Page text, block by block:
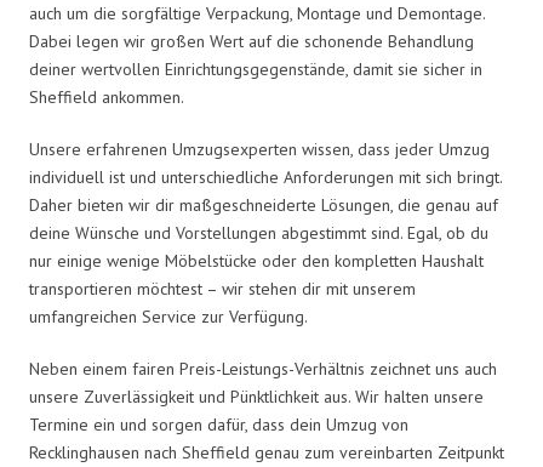
auch um die sorgfältige Verpackung, Montage und Demontage.
Dabei legen wir großen Wert auf die schonende Behandlung
deiner wertvollen Einrichtungsgegenstände, damit sie sicher in
Sheffield ankommen.
Unsere erfahrenen Umzugsexperten wissen, dass jeder Umzug
individuell ist und unterschiedliche Anforderungen mit sich bringt.
Daher bieten wir dir maßgeschneiderte Lösungen, die genau auf
deine Wünsche und Vorstellungen abgestimmt sind. Egal, ob du
nur einige wenige Möbelstücke oder den kompletten Haushalt
transportieren möchtest – wir stehen dir mit unserem
umfangreichen Service zur Verfügung.
Neben einem fairen Preis-Leistungs-Verhältnis zeichnet uns auch
unsere Zuverlässigkeit und Pünktlichkeit aus. Wir halten unsere
Termine ein und sorgen dafür, dass dein Umzug von
Recklinghausen nach Sheffield genau zum vereinbarten Zeitpunkt